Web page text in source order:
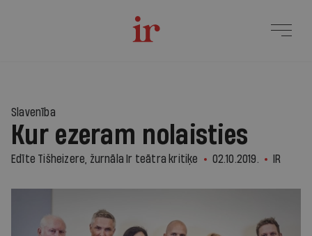
Slavenība
Kur ezeram nolaisties
Edīte Tišheizere, žurnāla Ir teātra kritiķe 02.10.2019. IR